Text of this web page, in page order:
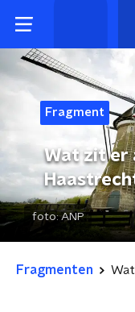
Fragment
Wat zit er
foto:ANP
Fragmenten